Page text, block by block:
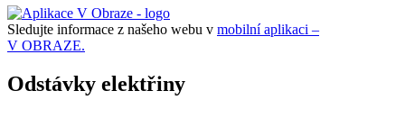
Sledujte informace z našeho webu v mobilní aplikaci –
V OBRAZE.
Odstávky elektřiny